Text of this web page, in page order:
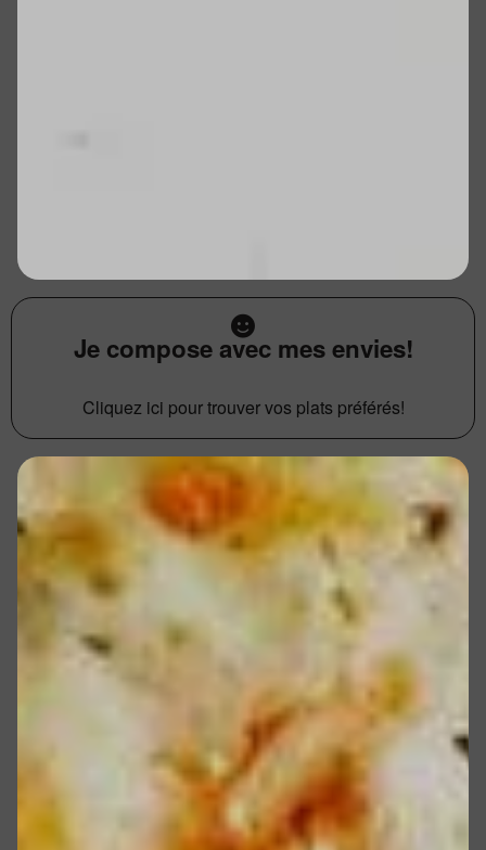
Je compose avec mes envies!
Cliquez ici pour trouver vos plats préférés!